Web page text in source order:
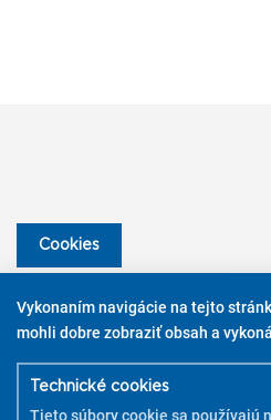
Cookies
Vykonaním navigácie na tejto
mohli dobre zobraziť obsah a
Technické cookies
Tieto súbory cookie sa používajú